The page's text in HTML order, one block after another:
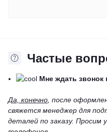
Частые
Мне ждать звонок
Да, конечно, после
свяжется менеджер для
деталей по заказу. Просим